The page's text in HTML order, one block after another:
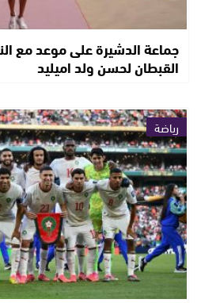
جماعة الدشيرة على موعد مع
القبطان لحسن ولد اميليد
رياضة